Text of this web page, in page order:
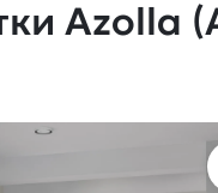
Azolla